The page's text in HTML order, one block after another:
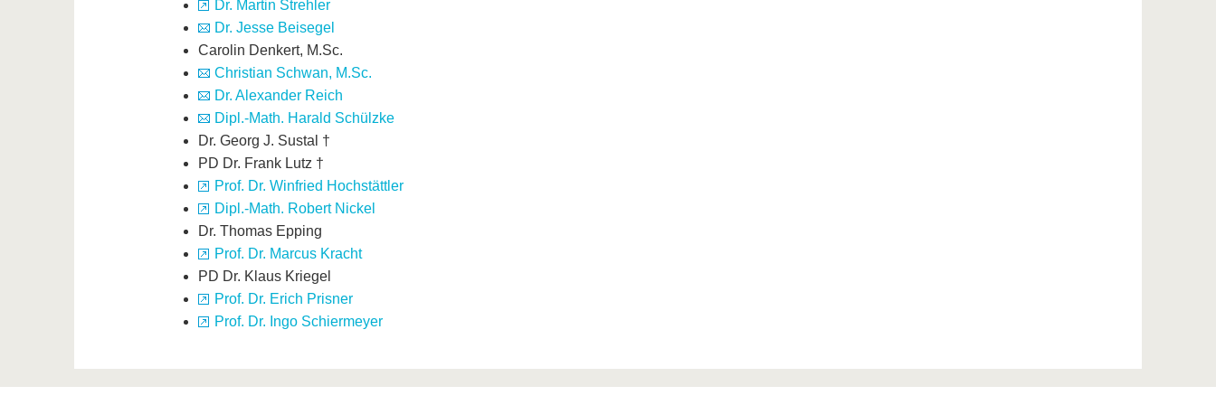
Dr. Martin Strehler
Dr. Jesse Beisegel
Carolin Denkert, M.Sc.
Christian Schwan, M.Sc.
Dr. Alexander Reich
Dipl.-Math. Harald Schülzke
Dr. Georg J. Sustal †
PD Dr. Frank Lutz †
Prof. Dr. Winfried Hochstättler
Dipl.-Math. Robert Nickel
Dr. Thomas Epping
Prof. Dr. Marcus Kracht
PD Dr. Klaus Kriegel
Prof. Dr. Erich Prisner
Prof. Dr. Ingo Schiermeyer